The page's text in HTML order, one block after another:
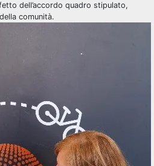
dell’accordo quadro stipulato,
comunità.